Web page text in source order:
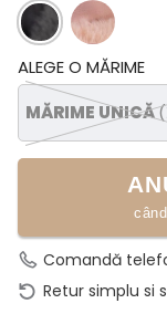
ALEGE O MĂRIME
MĂRIME UNICĂ
Comandă
Retur simplu si